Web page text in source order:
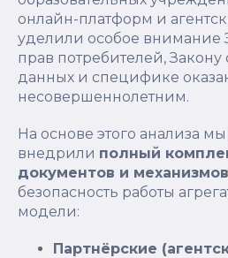
онлайн-платформ и
уделили особое внимание
прав потребителей,
данных и специфике
несовершеннолетним.
На основе этого анализа
внедрили полный
документов и механизмов
безопасность работы
модели:
Партнёрские